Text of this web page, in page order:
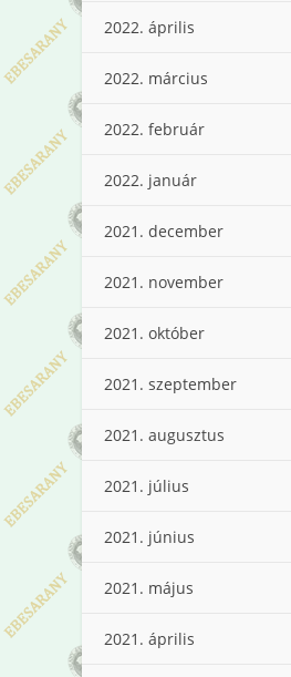
2022. április
2022. március
2022. február
2022. január
2021. december
2021. november
2021. október
2021. szeptember
2021. augusztus
2021. július
2021. június
2021. május
2021. április